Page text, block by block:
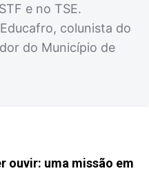
e no TSE.
colunista do
do Município de
ouvir: uma missão em